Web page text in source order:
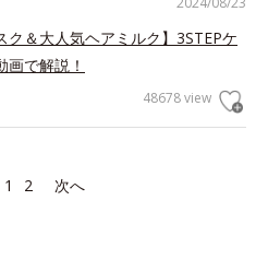
ク＆大人気ヘアミルク】3STEPケ
画で解説！
48678 view
1 2 次へ